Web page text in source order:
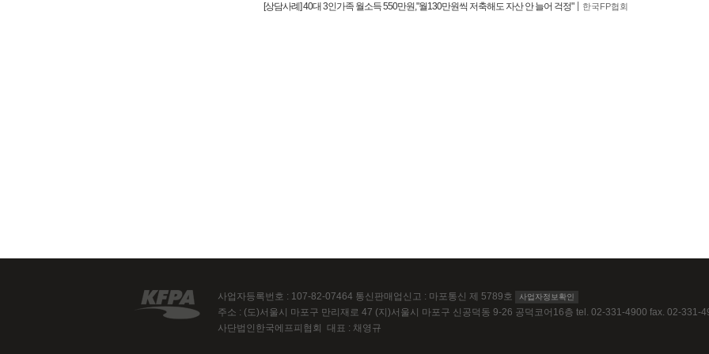
[상담사례] 40대 3인가족 월소득 550만원,"월130만원씩 저축해도 자산 안 늘어 걱정" 한국FP협회
사업자등록번호 : 107-82-07464 통신판매업신고 : 마포통신 제 5789호 사업자정보확인
주소 : (도)서울시 마포구 만리재로 47 (지)서울시 마포구 신공덕동 9-26 공덕코어16층 tel. 02-331-4900 fax. 02-331-
사단법인한국에프피협회 대표 : 채영규